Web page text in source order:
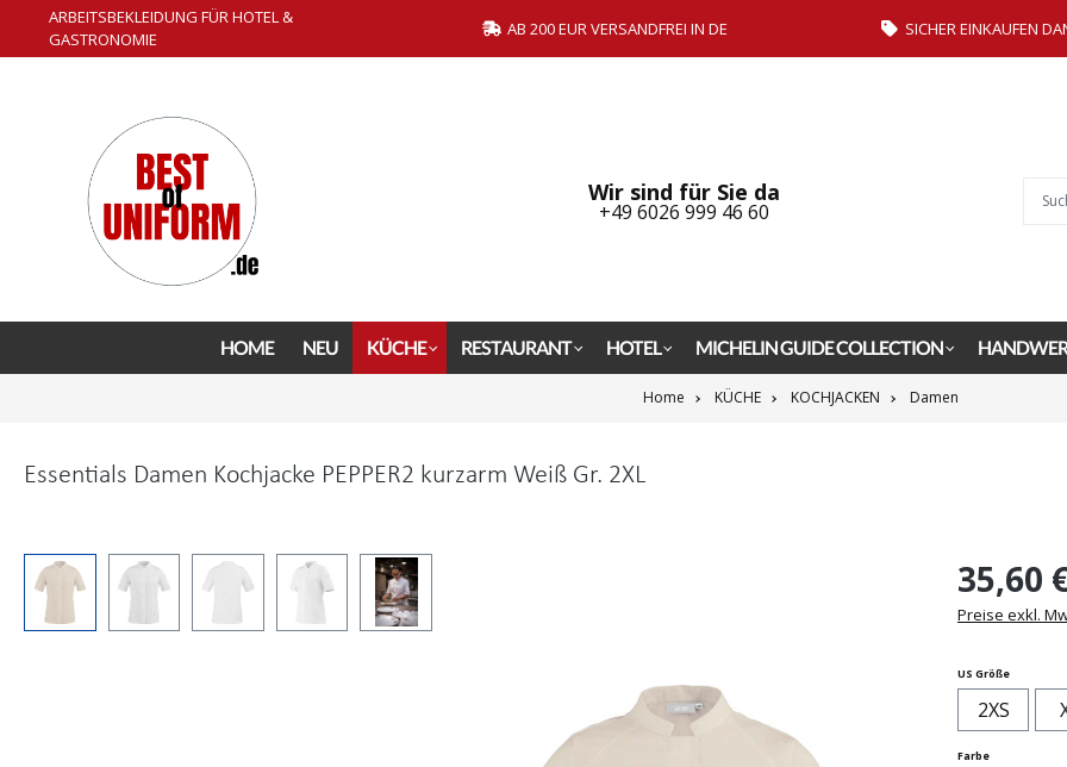
Zur Hauptnavigation springen
ARBEITSBEKLEIDUNG FÜR HOTEL &
GASTRONOMIE
AB 200 EUR VERSANDFREI IN DE SICHER EINKAUFEN
Wir sind für Sie da
+49 6026 999 46 60
HOME NEU KÜCHE RESTAURANT HOTEL MICHELIN GUIDE COLLECTION
Home KÜCHE KOCHJACKEN Damen
Essentials Damen Kochjacke PEPPER2 kurzarm Weiß Gr. 2XL
Bildergalerie überspringen 35,60
Preise exkl.
US Größeauswählen
2XS
Farbeauswählen